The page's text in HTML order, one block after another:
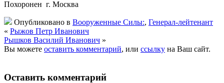
Похоронен г. Москва
Опубликовано в Вооруженные Силы:, Генерал-лейтенант
« Рыжов Петр Иванович
Рышков Василий Иванович »
Вы можете оставить комментарий, или ссылку на Ваш сайт.
Оставить комментарий